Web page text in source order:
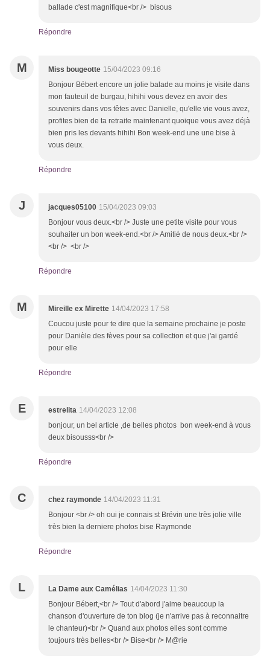
ballade c'est magnifique<br /> bisous
Répondre
M Miss bougeotte 15/04/2023 09:16
Bonjour Bébert encore un jolie balade au moins je visite dans
mon fauteuil de burgau, hihihi vous devez en avoir des
souvenirs dans vos têtes avec Danielle, qu'elle vie vous avez,
profites bien de ta retraite maintenant quoique vous avez déjà
bien pris les devants hihihi Bon week-end une une bise à
vous deux.
Répondre
J jacques05100 15/04/2023 09:03
Bonjour vous deux.<br /> Juste une petite visite pour vous
souhaiter un bon week-end.<br /> Amitié de nous deux.<br />
<br /> <br />
Répondre
M Mireille ex Mirette 14/04/2023 17:58
Coucou juste pour te dire que la semaine prochaine je poste
pour Danièle des fèves pour sa collection et que j'ai gardé
pour elle
Répondre
E estrelita 14/04/2023 12:08
bonjour, un bel article ,de belles photos bon week-end à vous
deux bisousss<br />
Répondre
C chez raymonde 14/04/2023 11:31
Bonjour <br /> oh oui je connais st Brévin une très jolie ville
très bien la derniere photos bise Raymonde
Répondre
L La Dame aux Camélias 14/04/2023 11:30
Bonjour Bébert,<br /> Tout d'abord j'aime beaucoup la
chanson d'ouverture de ton blog (je n'arrive pas à reconnaitre
le chanteur)<br /> Quand aux photos elles sont comme
toujours très belles<br /> Bise<br /> M@rie